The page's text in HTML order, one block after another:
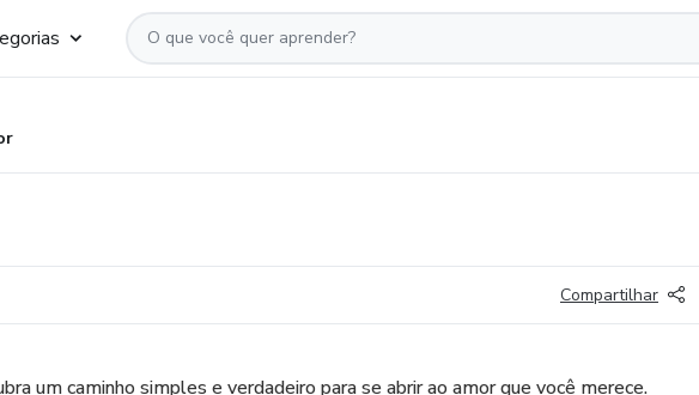
Compartilhar
um caminho simples e verdadeiro para se abrir ao amor que você merece.